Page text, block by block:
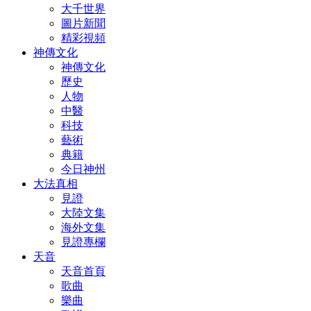
大千世界
圖片新聞
精彩視頻
神傳文化
神傳文化
歷史
人物
中醫
科技
藝術
典籍
今日神州
大法真相
見證
大陸文集
海外文集
見證專欄
天音
天音首頁
歌曲
樂曲